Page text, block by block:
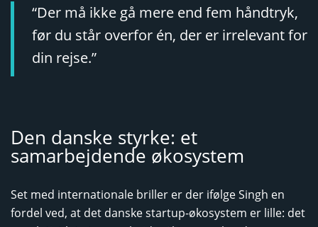
“Der må ikke gå mere end fem håndtryk,
før du står overfor én, der er irrelevant for
din rejse.”
Den danske styrke: et
samarbejdende økosystem
Set med internationale briller er der ifølge Singh en
fordel ved, at det danske startup-økosystem er lille: det